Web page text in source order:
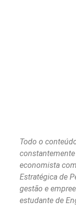
Todo o
economista
Estratégica de
gestão e
estudante de